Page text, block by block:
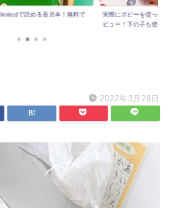
で読める育児本！無料で
実際にポピーを使った
ビュー！下の子も使...
2022年3月28日